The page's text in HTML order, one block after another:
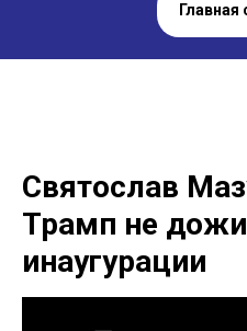
Главная
Святослав
Трамп не
инаугурации